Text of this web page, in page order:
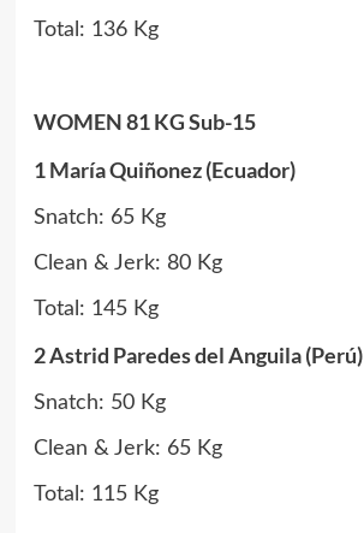
Total: 136 Kg
WOMEN 81 KG Sub-15
1 María Quiñonez (Ecuador)
Snatch: 65 Kg
Clean & Jerk: 80 Kg
Total: 145 Kg
2 Astrid Paredes del Anguila (Perú)
Snatch: 50 Kg
Clean & Jerk: 65 Kg
Total: 115 Kg